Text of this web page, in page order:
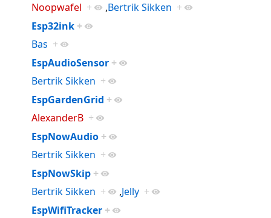
Noopwafel + ,Bertrik Sikken +
Esp32ink +
Bas +
EspAudioSensor +
Bertrik Sikken +
EspGardenGrid +
AlexanderB +
EspNowAudio +
Bertrik Sikken +
EspNowSkip +
Bertrik Sikken + ,Jelly +
EspWifiTracker +